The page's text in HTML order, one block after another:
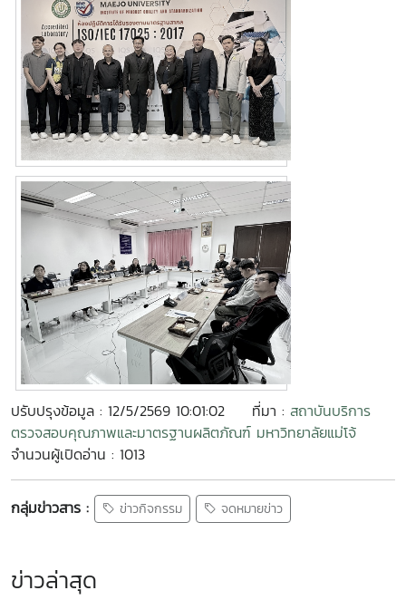
ปรับปรุงข้อมูล : 12/5/2569 10:01:02 ที่มา : สถาบันบริการ
ตรวจสอบคุณภาพและมาตรฐานผลิตภัณฑ์ มหาวิทยาลัยแม่โจ้
จำนวนผู้เปิดอ่าน : 1013
กลุ่มข่าวสาร : ข่าวกิจกรรม จดหมายข่าว
ข่าวล่าสุด